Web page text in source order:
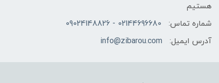
هستیم
شماره تماس:
02144696680 - 09024148826
آدرس ایمیل:
info@zibarou.com